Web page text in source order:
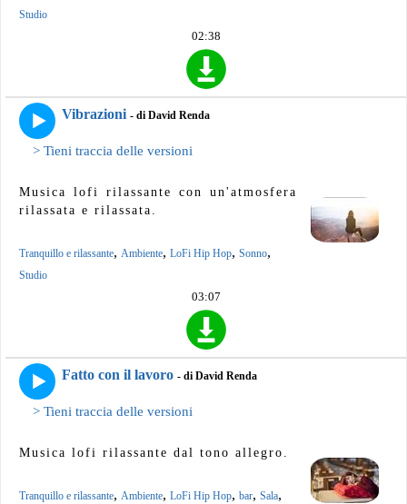
Studio
02:38
Vibrazioni - di David Renda
> Tieni traccia delle versioni
Musica lofi rilassante con un'atmosfera
rilassata e rilassata.
Tranquillo e rilassante, Ambiente, LoFi Hip Hop, Sonno,
Studio
03:07
Fatto con il lavoro - di David Renda
> Tieni traccia delle versioni
Musica lofi rilassante dal tono allegro.
Tranquillo e rilassante, Ambiente, LoFi Hip Hop, bar, Sala,